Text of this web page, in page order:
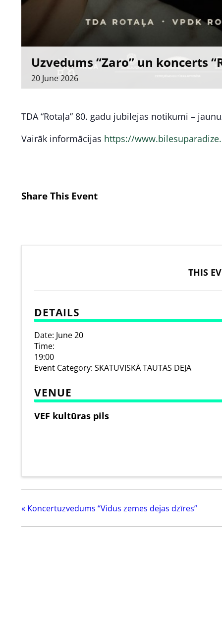
Uzvedums “Zaro” un koncerts
20 June2026
TDA “Rotaļa” 80. gadu jubilejas notikumi –
Vairāk informācijas https://
Share This Event
THIS
DETAILS
Date: June 20
Time:
19:00
Event Category: SKATUVISKĀ TAUTAS DEJA
VENUE
VEF kultūras pils
« Koncertuzvedums “Vidus zemes dejas dzīres”